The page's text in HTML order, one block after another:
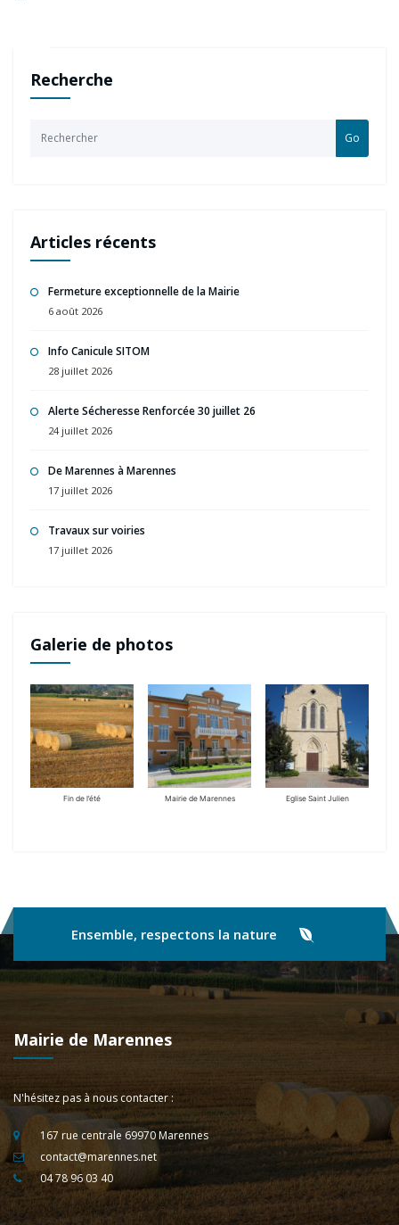
Recherche
Go
Articles récents
Fermeture exceptionnelle de la Mairie
6 août 2026
Info Canicule SITOM
28 juillet 2026
Alerte Sécheresse Renforcée 30 juillet 26
24 juillet 2026
De Marennes à Marennes
17 juillet 2026
Travaux sur voiries
17 juillet 2026
Galerie de photos
Ensemble, respectons la nature
Mairie de Marennes
N'hésitez pas à nous contacter :
167 rue centrale 69970 Marennes
contact@marennes.net
04 78 96 03 40